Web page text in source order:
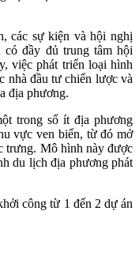
các sự kiện và hội nghị
có đầy đủ trung tâm hội
việc phát triển loại hình
nhà đầu tư chiến lược và
địa phương.
trong số ít địa phương
vực ven biển, từ đó mở
trưng. Mô hình này được
du lịch địa phương phát
công từ 1 đến 2 dự án